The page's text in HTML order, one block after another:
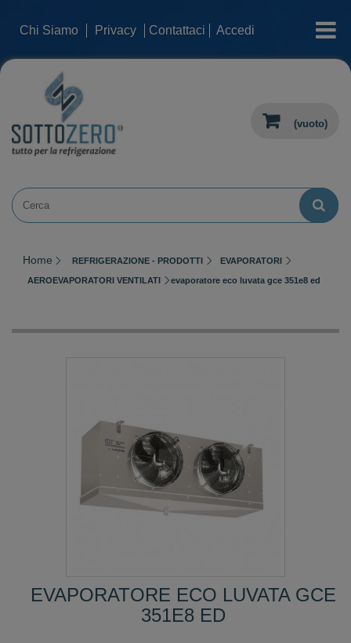
Chi Siamo Privacy Contattaci Accedi categorie
(vuoto)
Home REFRIGERAZIONE - PRODOTTI EVAPORATORI
AEROEVAPORATORI VENTILATI evaporatore eco luvata gce 351e8 ed
EVAPORATORE ECO LUVATA GCE
351E8 ED